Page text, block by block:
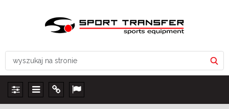
Panel Menu Info Lang